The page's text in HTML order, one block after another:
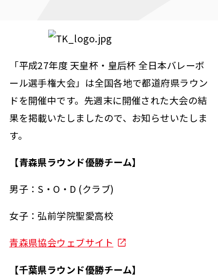
「平成27年度 天皇杯・皇后杯 全日本バレーボ
ール選手権大会」は全国各地で都道府県ラウン
ドを開催中です。先週末に開催された大会の結
果を掲載いたしましたので、お知らせいたしま
す。
【青森県ラウンド優勝チーム】
男子：S・O・D (クラブ)
女子：弘前学院聖愛高校
青森県協会ウェブサイト
【千葉県ラウンド優勝チーム】